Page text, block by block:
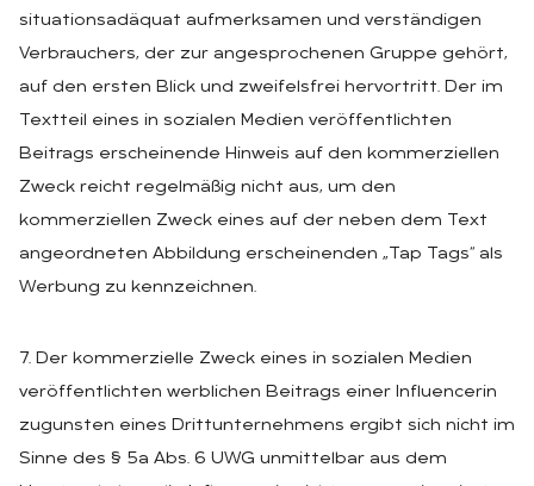
situationsadäquat aufmerksamen und verständigen
Verbrauchers, der zur angesprochenen Gruppe gehört,
auf den ersten Blick und zweifelsfrei hervortritt. Der im
Textteil eines in sozialen Medien veröffentlichten
Beitrags erscheinende Hinweis auf den kommerziellen
Zweck reicht regelmäßig nicht aus, um den
kommerziellen Zweck eines auf der neben dem Text
angeordneten Abbildung erscheinenden „Tap Tags“ als
Werbung zu kennzeichnen.
7. Der kommerzielle Zweck eines in sozialen Medien
veröffentlichten werblichen Beitrags einer Influencerin
zugunsten eines Drittunternehmens ergibt sich nicht im
Sinne des § 5a Abs. 6 UWG unmittelbar aus dem